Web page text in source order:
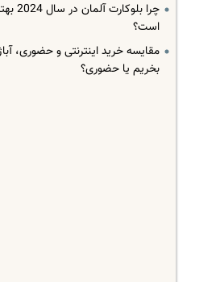
چرا
است؟
مقایسه خرید اینترنتی و حضوری،
بخریم یا حضوری؟